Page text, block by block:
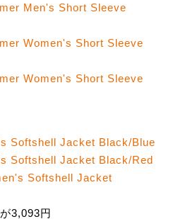
Men's Short Sleeve
Women's Short Sleeve
Women's Short Sleeve
Softshell Jacket Black/Blue
Softshell Jacket Black/Red
Softshell Jacket
3,093円